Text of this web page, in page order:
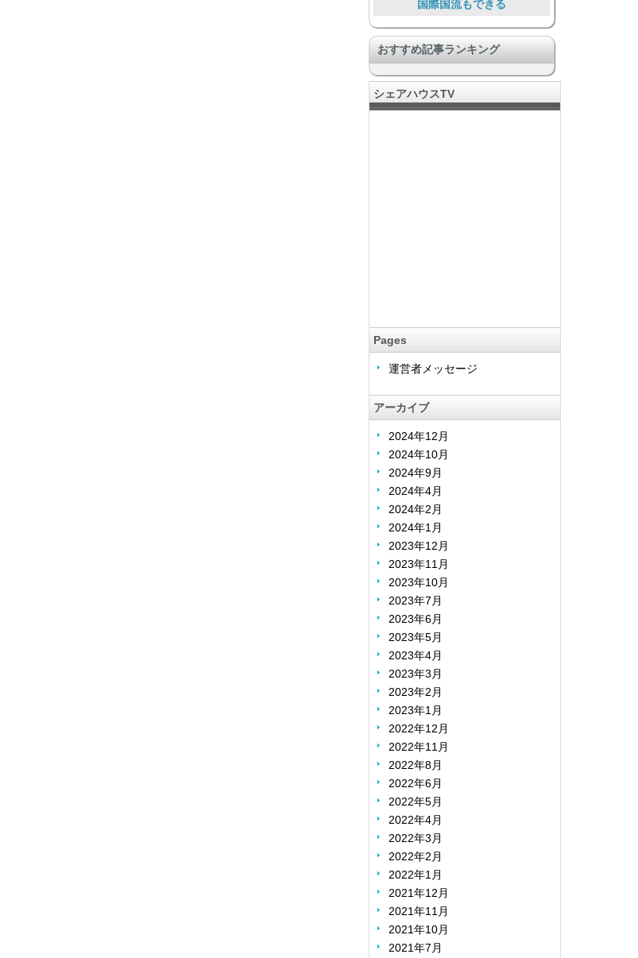
国際国流もできる
プライバシー充実
SOHOあり、仕事とつながる
Food Lover
おすすめ記事ランキング
シェアハウスTV
Pages
運営者メッセージ
アーカイブ
2024年12月
2024年10月
2024年9月
2024年4月
2024年2月
2024年1月
2023年12月
2023年11月
2023年10月
2023年7月
2023年6月
2023年5月
2023年4月
2023年3月
2023年2月
2023年1月
2022年12月
2022年11月
2022年8月
2022年6月
2022年5月
2022年4月
2022年3月
2022年2月
2022年1月
2021年12月
2021年11月
2021年10月
2021年7月